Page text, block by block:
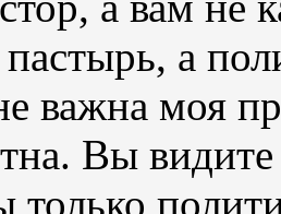
а
моя
Вы
только